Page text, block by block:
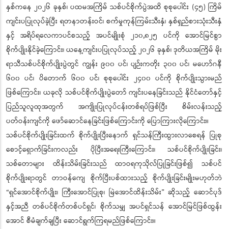
နှစ်ကနေ ၂၀၂၆ ခုနှစ်၊ ပထမအကြိမ် သစ်ပင်စိုက်ပွဲအထိ စုစုပေါင်း (၄၅) ကြိမ်
ကျင်းပပြုလုပ်ခဲ့ပြီး ရတနာတန်းဝင်၊ စက်မှုကုန်ကြမ်းသီးနှံ၊ နှစ်ရှည်စားသုံးသီးနှံ
နှင့် အရိပ်ရလေကာပင်စသည့် အပင်မျိုးစုံ ၂၁၀,၈၂၅ ပင်ကို အောင်မြင်စွာ
စိုက်ပျိုးနိုင်ခဲ့ကြောင်း၊ ယနေ့ကျင်းပပြုလုပ်သည့် ၂၀၂၆ ခုနှစ်၊ ဒုတိယအကြိမ် မိုး
ရာသီသစ်ပင်စိုက်ပျိုးပွဲတွင် ကျွန်း ၉၀၀ ပင်၊ ပျဉ်းကတိုး ၃၀၀ ပင်၊ မဟော်ဂနီ
၆၀၀ ပင်၊ ပိတောက် ၆၀၀ ပင်၊ စုစုပေါင်း ၂၄၀၀ ပင်ကို စိုက်ပျိုးသွားမည်
ဖြစ်ကြောင်း၊ ယခုလို သစ်ပင်စိုက်ပျိုးပွဲတော် ကျင်းပနေခြင်းသည် နိုင်ငံတော်နှင့်
ပြည်သူလူထုအတွက် အကျိုးပြုလုပ်ငန်းတစ်ရပ်ဖြစ်ပြီး စိမ်းလန်းသည့်
ပတ်ဝန်းကျင်ကို ဖော်ဆောင်နေခြင်းဖြစ်ကြောင်းကို ပြောကြားလိုကြောင်း။
သစ်ပင်စိုက်ပျိုးခြင်းထက် စိုက်ပျိုးပြီးနောက် ရှင်သန်ကြီးထွားလာစေရန် ပြုစု
စောင့်ရှောက်ခြင်းကလည်း ပိုပြီးအရေးကြီးကြောင်း၊ သစ်ပင်စိုက်ပျိုးခြင်း၊
သစ်တောများ ထိန်းသိမ်းခြင်းသည် ထာဝရကုသိုလ်ပြုခြင်းဖြစ်၍ သစ်ပင်
စိုက်ပျိုးရာတွင် တာဝန်ကျေ စိုက်ပြီးပစ်ထားသည့် စိုက်ပျိုးခြင်းမျိုးမဟုတ်ဘဲ
“ရှင်အောင်စိုက်ပျိုး၊ ကြီးအောင်ပြုစု၊ မြဲအောင်ထိန်းသိမ်း” ဆိုသည့် ဆောင်ပုဒ်
နှင့်အညီ တစ်ပင်စိုက်တစ်ပင်ရှင်၊ စိုက်သမျှ အပင်ရှင်သန် အောင်မြင်ဖြစ်ထွန်း
အောင် စီမံချက်ချပြီး ဆောင်ရွက်ကြရမည်ဖြစ်ကြောင်း။